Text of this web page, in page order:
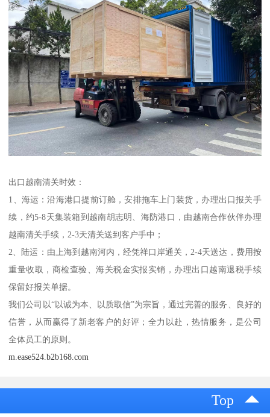
出口越南清关时效：
1、海运：沿海港口提前订舱，安排拖车上门装货，办理出口报关手
续，约5-8天集装箱到越南胡志明、海防港口，由越南合作伙伴办理
越南清关手续，2-3天清关送到客户手中；
2、陆运：由上海到越南河内，经凭祥口岸通关，2-4天送达，费用按
重量收取，商检查验、海关税金实报实销，办理出口越南退税手续
保留好报关单据。
我们公司以“以诚为本、以质取信”为宗旨，通过完善的服务、良好的
信誉，从而赢得了新老客户的好评；全力以赴，热情服务，是公司
全体员工的原则。
m.ease524.b2b168.com
Top